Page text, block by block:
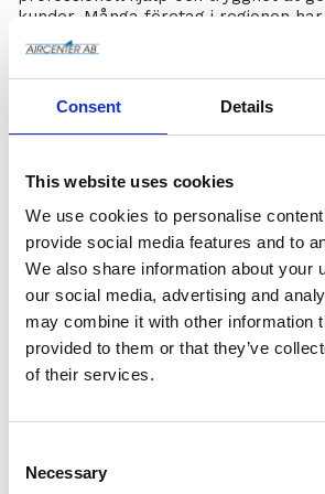
Consent Details
This website uses cookies
We use cookies to personalise
provide social media features and to
We also share information about your
our social media, advertising and
may combine it with other information
provided to them or that they’ve
of their services.
Necessary
kunder. Många företag i regionen
sig att lita på att deras
fungerar – tack vare den kunskap,
omsorg som kännetecknar Aircenter
Helsingborg.
I slutet av 2023 skrevs ett nytt
del av den större Aircenter-familjen.
tidigare Aircenter Service det
Helsingborgskontoret för Aircenter
Genom fusionen har vi kunnat
från det lokala bolaget – den
djupa lokalkännedomen och den
kompetensen – samtidigt som vi nu
kunder i södra Sverige ännu bredare
större sortiment och en ännu
ryggen.
de fortfarande möter samma
hela Aircenter AB bakom sig.